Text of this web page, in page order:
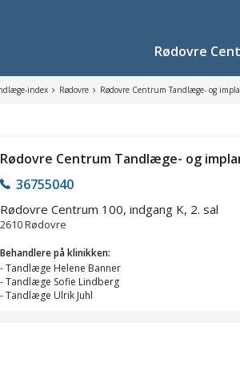
Rødovre
index Rødovre Rødovre Centrum Tandlæge- og
Rødovre Centrum Tandlæge- og
36755040
Rødovre Centrum 100, indgang K, 2. sal
2610Rødovre
Behandlere på klinikken:
-Tandlæge Helene Banner
-Tandlæge Sofie Lindberg
-Tandlæge Ulrik Juhl